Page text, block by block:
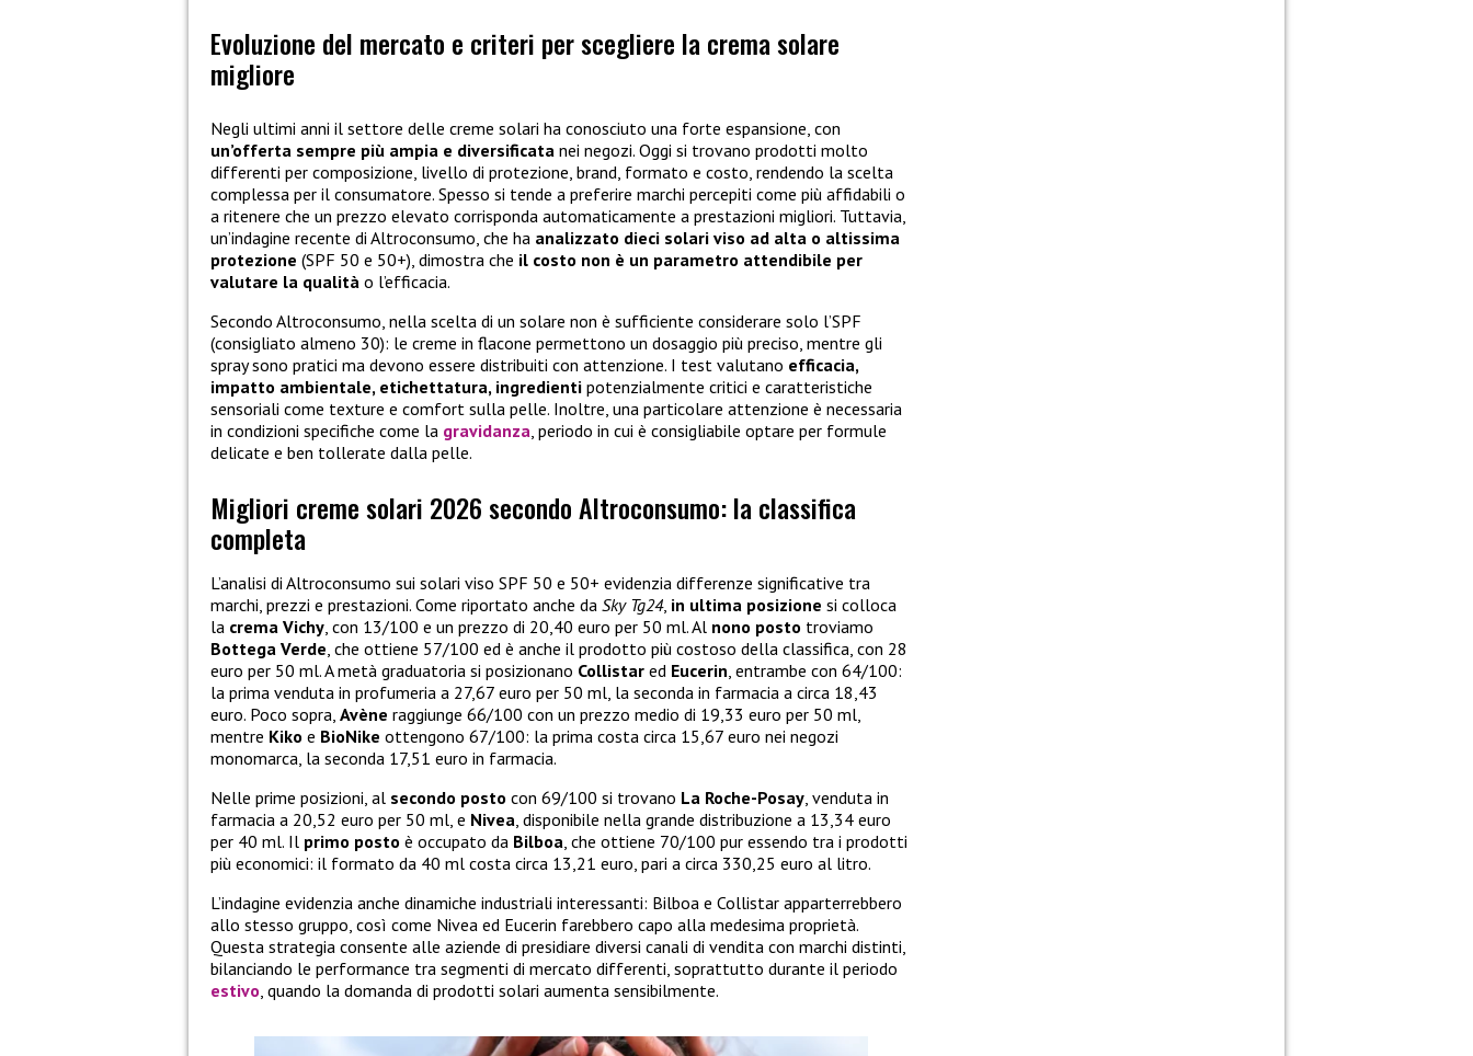
Evoluzione del mercato e criteri per scegliere la crema solare
migliore
Negli ultimi anni il settore delle creme solari ha conosciuto una forte espansione, con
un’offerta sempre più ampia e diversificata nei negozi. Oggi si trovano prodotti molto
differenti per composizione, livello di protezione, brand, formato e costo, rendendo la scelta
complessa per il consumatore. Spesso si tende a preferire marchi percepiti come più affidabili o
a ritenere che un prezzo elevato corrisponda automaticamente a prestazioni migliori. Tuttavia,
un’indagine recente di Altroconsumo, che ha analizzato dieci solari viso ad alta o altissima
protezione (SPF 50 e 50+), dimostra che il costo non è un parametro attendibile per
valutare la qualità o l’efficacia.
Secondo Altroconsumo, nella scelta di un solare non è sufficiente considerare solo l’SPF
(consigliato almeno 30): le creme in flacone permettono un dosaggio più preciso, mentre gli
spray sono pratici ma devono essere distribuiti con attenzione. I test valutano efficacia,
impatto ambientale, etichettatura, ingredienti potenzialmente critici e caratteristiche
sensoriali come texture e comfort sulla pelle. Inoltre, una particolare attenzione è necessaria
in condizioni specifiche come la gravidanza , periodo in cui è consigliabile optare per formule
delicate e ben tollerate dalla pelle.
Migliori creme solari 2026 secondo Altroconsumo: la classifica
completa
L’analisi di Altroconsumo sui solari viso SPF 50 e 50+ evidenzia differenze significative tra
marchi, prezzi e prestazioni. Come riportato anche da Sky Tg24, in ultima posizione si colloca
la crema Vichy, con 13/100 e un prezzo di 20,40 euro per 50 ml. Al nono posto troviamo
Bottega Verde, che ottiene 57/100 ed è anche il prodotto più costoso della classifica, con 28
euro per 50 ml. A metà graduatoria si posizionano Collistar ed Eucerin, entrambe con 64/100:
la prima venduta in profumeria a 27,67 euro per 50 ml, la seconda in farmacia a circa 18,43
euro. Poco sopra, Avène raggiunge 66/100 con un prezzo medio di 19,33 euro per 50 ml,
mentre Kiko e BioNike ottengono 67/100: la prima costa circa 15,67 euro nei negozi
monomarca, la seconda 17,51 euro in farmacia.
Nelle prime posizioni, al secondo posto con 69/100 si trovano La Roche-Posay, venduta in
farmacia a 20,52 euro per 50 ml, e Nivea, disponibile nella grande distribuzione a 13,34 euro
per 40 ml. Il primo posto è occupato da Bilboa, che ottiene 70/100 pur essendo tra i prodotti
più economici: il formato da 40 ml costa circa 13,21 euro, pari a circa 330,25 euro al litro.
L’indagine evidenzia anche dinamiche industriali interessanti: Bilboa e Collistar apparterrebbero
allo stesso gruppo, così come Nivea ed Eucerin farebbero capo alla medesima proprietà.
Questa strategia consente alle aziende di presidiare diversi canali di vendita con marchi distinti,
bilanciando le performance tra segmenti di mercato differenti, soprattutto durante il periodo
estivo, quando la domanda di prodotti solari aumenta sensibilmente.